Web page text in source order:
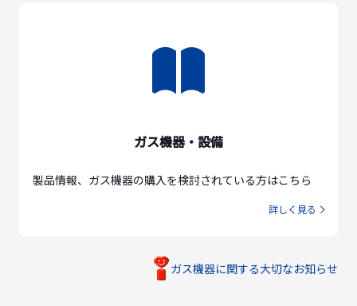
ガス機器・設備
製品情報、ガス機器の購入を検討されている方はこちら
詳しく見る
ガス機器に関する大切なお知らせ